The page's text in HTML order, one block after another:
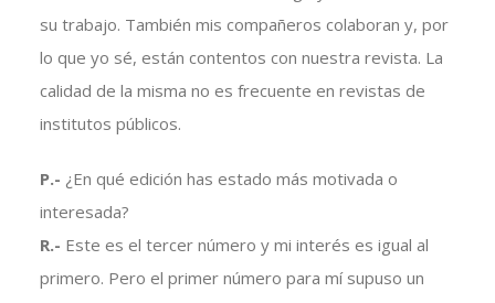
su trabajo. También mis compañeros colaboran y, por
lo que yo sé, están contentos con nuestra revista. La
calidad de la misma no es frecuente en revistas de
institutos públicos.
P.- ¿En qué edición has estado más motivada o
interesada?
R.- Este es el tercer número y mi interés es igual al
primero. Pero el primer número para mí supuso un